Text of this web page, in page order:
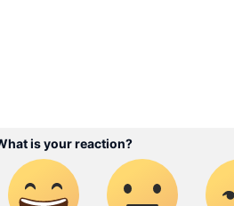
అంతకంటే ఎక్కువ రోజులు
ఐస్ క్రీమ్ రుచి కూడా
ఆరోగ్య సమస్యలు కూడా వచ్చే